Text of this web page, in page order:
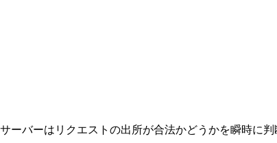
ーバーはリクエストの出所が合法かどうかを瞬時に判